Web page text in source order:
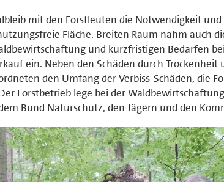
mit den Forstleuten die Notwendigkeit
Fläche. Breiten Raum nahm auch
und kurzfristigen Bedarfen
ein. Neben den Schäden durch Trockenheit
den Umfang der Verbiss-Schäden, die
Forstbetrieb lege bei der
Bund Naturschutz, den Jägern und den